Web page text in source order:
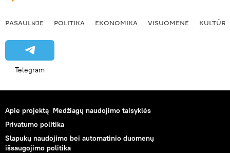
PASAULYJE POLITIKA EKONOMIKA VISUOMENĖ KULTŪRA
Telegram
Apie projektą Medžiagų naudojimo taisyklės
Privatumo politika
Slapukų naudojimo bei automatinio duomenų
išsaugojimo politika